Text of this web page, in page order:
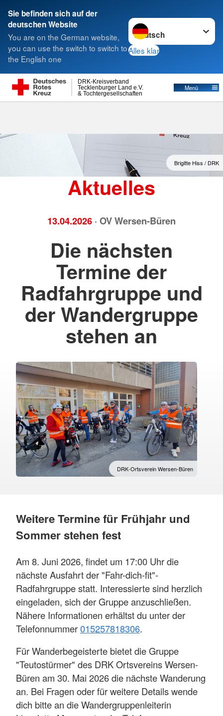
Sie befinden sich auf der
deutschen Website
You are on the German website,
you can use the switch to switch to
the English one
Sprache wechseln zu
Alles klar
& Tochtergesellschaften
Tecklenburger Land e.V.
DRK-Kreisverband
Menü
Suche
Aktuelles
Brigitte Hiss / DRK
Aktuelles
13.04.2026 · OV Wersen-Büren
Die nächsten
Termine der
Radfahrgruppe und
der Wandergruppe
stehen an
DRK-Ortsverein Wersen-Büren
Weitere Termine für Frühjahr und
Sommer stehen fest
Am 8. Juni 2026, findet um 17:00 Uhr die
nächste Ausfahrt der "Fahr-dich-fit"-
Radfahrgruppe statt. Interessierte sind herzlich
eingeladen, sich der Gruppe anzuschließen.
Nähere Informationen erhältst du unter der
Telefonnummer015257818306.
Für Wanderbegeisterte bietet die Gruppe
"Teutostürmer" des DRK Ortsvereins Wersen-
Büren am 30. Mai 2026 die nächste Wanderung
an. Bei Fragen oder für weitere Details wende
dich bitte an die Wandergruppenleiterin